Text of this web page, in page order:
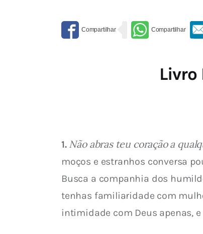
Livro
1. Não abras teu coração a
moços e estranhos conversa
Busca a companhia dos
tenhas familiaridade com
intimidade com Deus apenas,